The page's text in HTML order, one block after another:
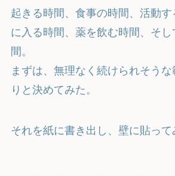
起きる時間、食事の時間、活動
に入る時間、薬を飲む時間、そ
間。
まずは、無理なく続けられそうな
りと決めてみた。
それを紙に書き出し、壁に貼って